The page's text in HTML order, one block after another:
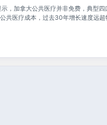
，加拿大公共医疗并非免费，典型
共医疗成本，过去30年增长速度远超